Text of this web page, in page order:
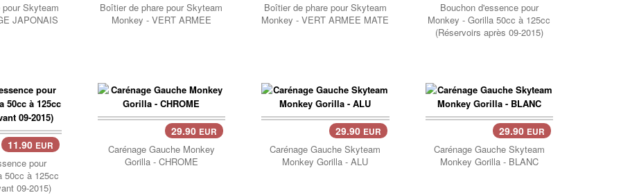
Skyteam
JAPONAIS
Boîtier de phare pour Skyteam
Monkey - VERT ARMEE
Boîtier de phare pour Skyteam
Monkey - VERT ARMEE MATE
Bouchon d'essence pour
Monkey - Gorilla 50cc à 125cc
(Réservoirs après 09-2015)
11.90 EUR
pour
50cc à 125cc
09-2015)
29.90 EUR
Carénage Gauche Monkey
Gorilla - CHROME
29.90 EUR
Carénage Gauche Skyteam
Monkey Gorilla - ALU
29.90 EUR
Carénage Gauche Skyteam
Monkey Gorilla - BLANC